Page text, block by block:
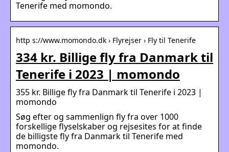
Tenerife med momondo.
http s://www.momondo.dk › Flyrejser › Fly til Tenerife
334 kr. Billige fly fra Danmark til
Tenerife i 2023 | momondo
355 kr. Billige fly fra Danmark til Tenerife i 2023 |
momondo
Søg efter og sammenlign fly fra over 1000
forskellige flyselskaber og rejsesites for at finde
de billigste fly fra Danmark til Tenerife med
momondo.